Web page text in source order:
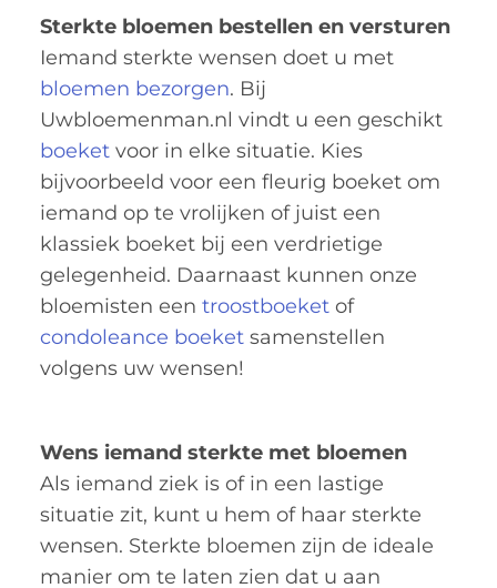
Sterkte bloemen bestellen en versturen
Iemand sterkte wensen doet u met
bloemen bezorgen. Bij
Uwbloemenman.nl vindt u een geschikt
boeket voor in elke situatie. Kies
bijvoorbeeld voor een fleurig boeket om
iemand op te vrolijken of juist een
klassiek boeket bij een verdrietige
gelegenheid. Daarnaast kunnen onze
bloemisten een troostboeket of
condoleance boeket samenstellen
volgens uw wensen!
Wens iemand sterkte met bloemen
Als iemand ziek is of in een lastige
situatie zit, kunt u hem of haar sterkte
wensen. Sterkte bloemen zijn de ideale
manier om te laten zien dat u aan